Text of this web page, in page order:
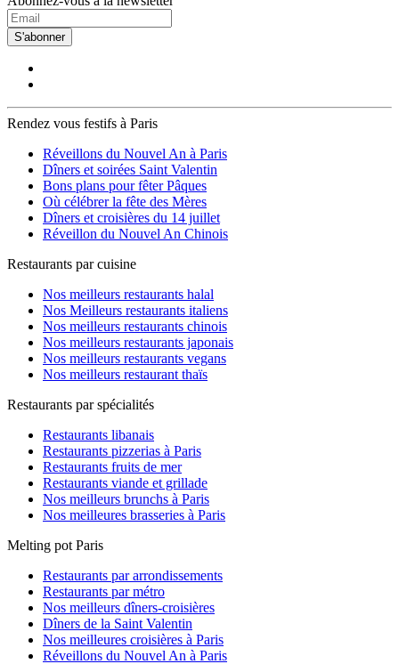
S'abonner
Rendez vous festifs à Paris
Réveillons du Nouvel An à Paris
Dîners et soirées Saint Valentin
Bons plans pour fêter Pâques
Où célébrer la fête des Mères
Dîners et croisières du 14 juillet
Réveillon du Nouvel An Chinois
Restaurants par cuisine
Nos meilleurs restaurants halal
Nos Meilleurs restaurants italiens
Nos meilleurs restaurants chinois
Nos meilleurs restaurants japonais
Nos meilleurs restaurants vegans
Nos meilleurs restaurant thaïs
Restaurants par spécialités
Restaurants libanais
Restaurants pizzerias à Paris
Restaurants fruits de mer
Restaurants viande et grillade
Nos meilleurs brunchs à Paris
Nos meilleures brasseries à Paris
Melting pot Paris
Restaurants par arrondissements
Restaurants par métro
Nos meilleurs dîners-croisières
Dîners de la Saint Valentin
Nos meilleures croisières à Paris
Réveillons du Nouvel An à Paris